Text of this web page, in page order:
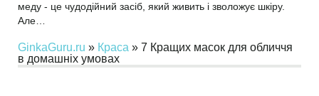
меду - це чудодійний засіб, який живить і зволожує шкіру.
Але…
GinkaGuru.ru » Краса » 7 Кращих масок для обличчя
в домашніх умовах